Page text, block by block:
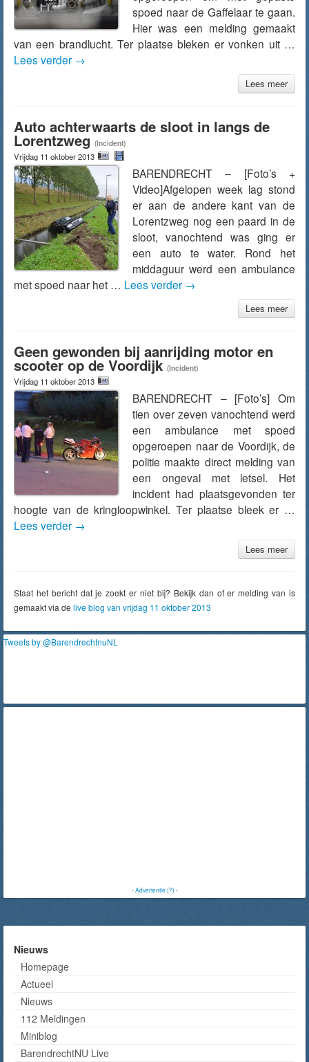
spoed naar de Gaffelaar te gaan.
Hier was een melding gemaakt
van een brandlucht. Ter plaatse bleken er vonken uit …
Lees verder →
Lees meer
Auto achterwaarts de sloot in langs de
Lorentzweg (Incident)
Vrijdag 11 oktober 2013
BARENDRECHT – [Foto’s +
Video]Afgelopen week lag stond
er aan de andere kant van de
Lorentzweg nog een paard in de
sloot, vanochtend was ging er
een auto te water. Rond het
middaguur werd een ambulance
met spoed naar het … Lees verder →
Lees meer
Geen gewonden bij aanrijding motor en
scooter op de Voordijk (Incident)
Vrijdag 11 oktober 2013
BARENDRECHT – [Foto’s] Om
tien over zeven vanochtend werd
een ambulance met spoed
opgeroepen naar de Voordijk, de
politie maakte direct melding van
een ongeval met letsel. Het
incident had plaatsgevonden ter
hoogte van de kringloopwinkel. Ter plaatse bleek er …
Lees verder →
Lees meer
Staat het bericht dat je zoekt er niet bij? Bekijk dan of er melding van is
gemaakt via de live blog van vrijdag 11 oktober 2013
Tweets by @BarendrechtnuNL
-Advertentie (?)-
Nieuws
Homepage
Actueel
Nieuws
112 Meldingen
Miniblog
BarendrechtNU Live